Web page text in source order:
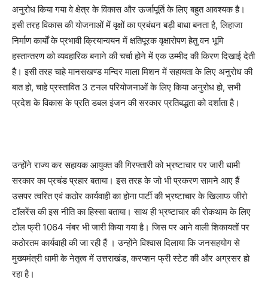
अनुरोध किया गया वे क्षेत्र के विकास और ऊर्जापूर्ति के लिए बहुत आवश्यक है।
इसी तरह विकास की योजनाओं में वृक्षों का प्रबंधन बड़ी बाधा बनता है, लिहाजा
निर्माण कार्यों के प्रभावी क्रियान्वयन में क्षतिपूरक वृक्षारोपण हेतु वन भूमि
हस्तान्तरण को व्यवहारिक बनाने की चर्चा होने में एक उम्मीद की किरण दिखाई देती
है। इसी तरह चाहे मानसखण्ड मन्दिर माला मिशन में सहायता के लिए अनुरोध की
बात हो, चाहे प्रस्तावित 3 टनल परियोजनाओं के लिए किया अनुरोध हो, सभी
प्रदेश के विकास के प्रति डबल इंजन की सरकार प्रतिबद्धता को दर्शाता है।
उन्होंने राज्य कर सहायक आयुक्त की गिरफ्तारी को भ्रष्टाचार पर जारी धामी
सरकार का प्रचंड प्रहार बताया। इस तरह के जो भी प्रकरण सामने आए हैं
उसपर त्वरित एवं कठोर कार्यवाही का होना पार्टी की भ्रष्टाचार के खिलाफ जीरो
टॉलरेंस की इस नीति का हिस्सा बताया। साथ ही भ्रष्टाचार की रोकथाम के लिए
टोल फ्री 1064 नंबर भी जारी किया गया है। जिस पर आने वाली शिकायतों पर
कठोरतम कार्यवाही की जा रही हैं । उन्होंने विश्वास दिलाया कि जनसहयोग से
मुख्यमंत्री धामी के नेतृत्व में उत्तराखंड, करप्शन फ्री स्टेट की और अग्रसर हो
रहा है।